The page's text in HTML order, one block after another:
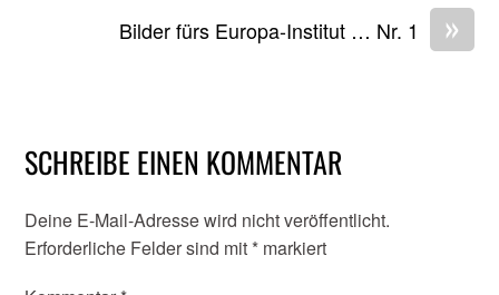
»
Bilder fürs Europa-Institut … Nr. 1
SCHREIBE EINEN KOMMENTAR
Deine E-Mail-Adresse wird nicht veröffentlicht.
Erforderliche Felder sind mit * markiert